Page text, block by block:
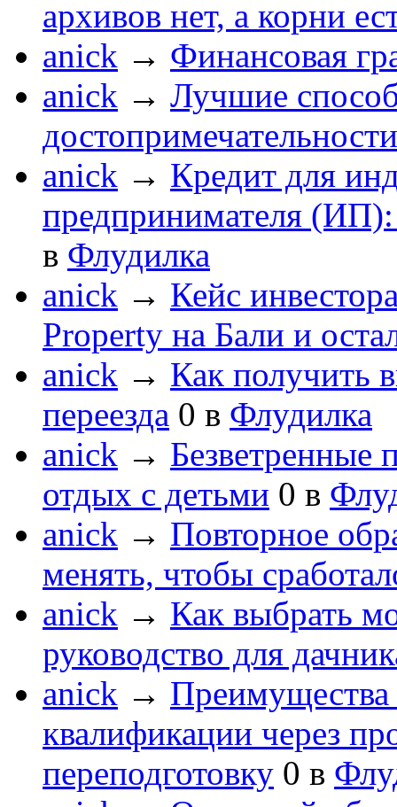
архивов нет, а корни
anick → Финансовая
anick → Лучшие
anick → Кредит для
предпринимателя
в Флудилка
anick → Кейс
Property на Бали и
anick → Как получить
переезда 0 в Флудилка
anick → Безветренные
отдых с детьми 0 в
anick → Повторное
менять, чтобы
anick → Как выбрать
руководство для
anick → Преимущества
квалификации через
переподготовку 0 в